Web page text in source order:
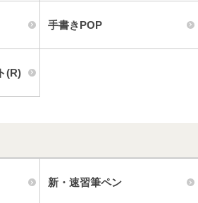
手書きPOP
(R)
新・速習筆ペン